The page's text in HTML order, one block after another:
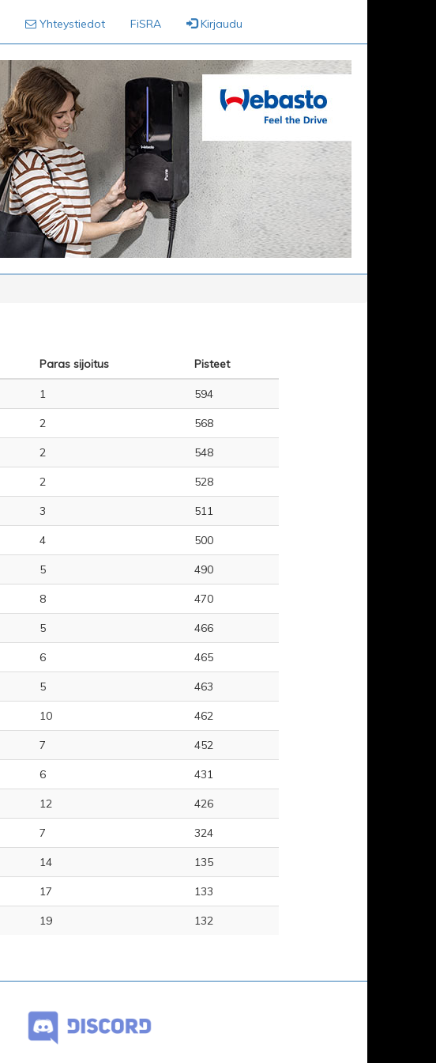
Yhteystiedot FiSRA Kirjaudu
Paras sijoitus Pisteet
1 594
2 568
2 548
2 528
3 511
4 500
5 490
8 470
5 466
6 465
5 463
10 462
7 452
6 431
12 426
7 324
14 135
17 133
19 132